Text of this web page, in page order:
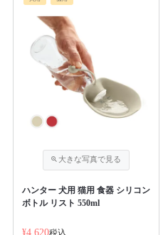
ハンター 犬用 猫用 食器 シリコン
ボトル リスト 550ml
¥4,620税込